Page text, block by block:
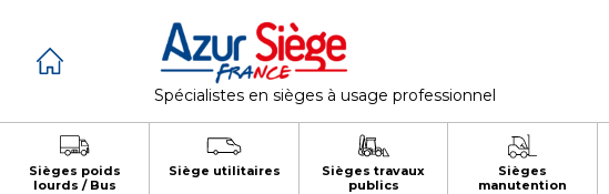
Spécialistes en sièges à usage professionnel
Sièges poids
lourds / Bus
Siège utilitaires
Sièges travaux
publics
Sièges
manutention